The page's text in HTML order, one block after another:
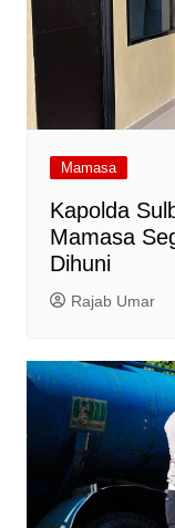
Mamasa
Kapolda
Mamasa
Dihuni
Rajab Umar